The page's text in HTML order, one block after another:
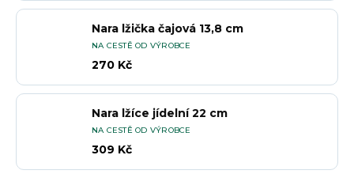
Nara lžička čajová 13,8 cm
NA CESTĚ OD VÝROBCE
270 Kč
Nara lžíce jídelní 22 cm
NA CESTĚ OD VÝROBCE
309 Kč